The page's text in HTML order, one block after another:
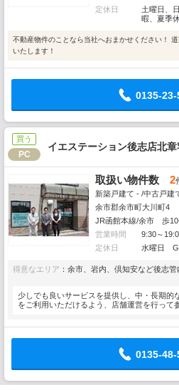
定休日
土曜日、
暇、夏季休
不動産物件のことなら当社へおまかせください！
いたします！
0135-23-
買う
PC
イエステーション後志店北
取扱い物件数 2
新築戸建て - /中古戸建
余市郡余市町大川町4
JR函館本線/余市 歩10
営業時間
9:30～
定休日
水曜日
得意なエリア ：余市、岩内、倶知安など後志管
少しでも良いサービスを提供し、中・長期的
をご利用いただけるよう、店舗運営を行って
0135-48-